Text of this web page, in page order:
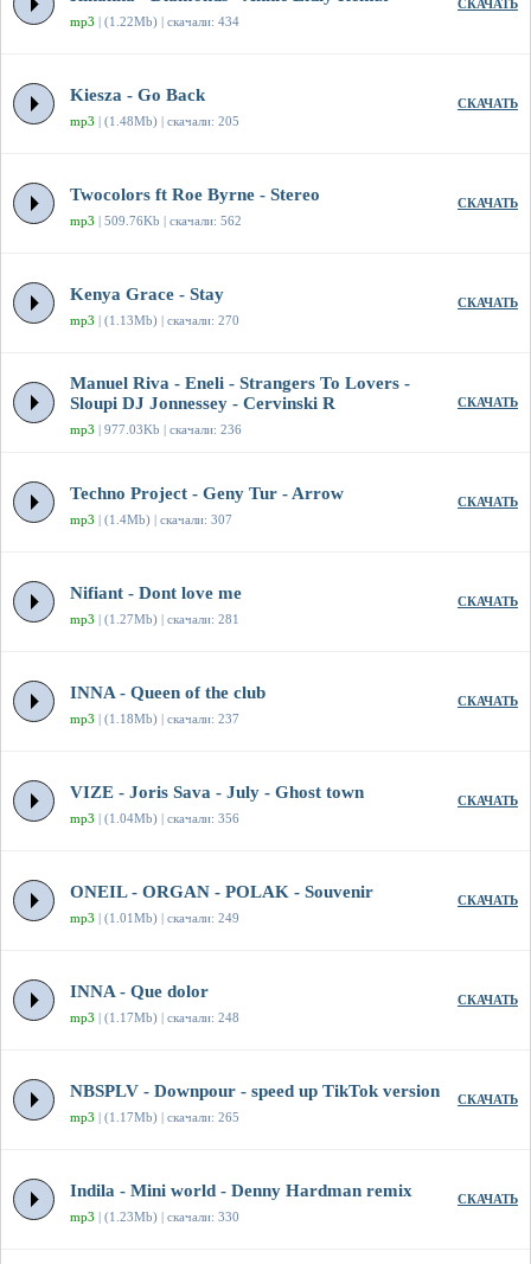
mp3 | (1.22Mb) | скачали: 434
СКАЧАТЬ
Kiesza - Go Back
mp3 | (1.48Mb) | скачали: 205
СКАЧАТЬ
Twocolors ft Roe Byrne - Stereo
mp3 | 509.76Kb | скачали: 562
СКАЧАТЬ
Kenya Grace - Stay
mp3 | (1.13Mb) | скачали: 270
СКАЧАТЬ
Manuel Riva - Eneli - Strangers To Lovers -
Sloupi DJ Jonnessey - Cervinski R
mp3 | 977.03Kb | скачали: 236
СКАЧАТЬ
Techno Project - Geny Tur - Arrow
mp3 | (1.4Mb) | скачали: 307
СКАЧАТЬ
Nifiant - Dont love me
mp3 | (1.27Mb) | скачали: 281
СКАЧАТЬ
INNA - Queen of the club
mp3 | (1.18Mb) | скачали: 237
СКАЧАТЬ
VIZE - Joris Sava - July - Ghost town
mp3 | (1.04Mb) | скачали: 356
СКАЧАТЬ
ONEIL - ORGAN - POLAK - Souvenir
mp3 | (1.01Mb) | скачали: 249
СКАЧАТЬ
INNA - Que dolor
mp3 | (1.17Mb) | скачали: 248
СКАЧАТЬ
NBSPLV - Downpour - speed up TikTok version
mp3 | (1.17Mb) | скачали: 265
СКАЧАТЬ
Indila - Mini world - Denny Hardman remix
mp3 | (1.23Mb) | скачали: 330
СКАЧАТЬ